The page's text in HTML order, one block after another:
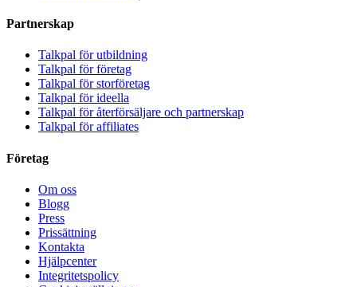
Partnerskap
Talkpal för utbildning
Talkpal för företag
Talkpal för storföretag
Talkpal för ideella
Talkpal för återförsäljare och partnerskap
Talkpal för affiliates
Företag
Om oss
Blogg
Press
Prissättning
Kontakta
Hjälpcenter
Integritetspolicy